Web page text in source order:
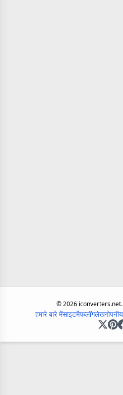
©2026iconverters.net.
हमारे बारे मेंसाइटमैपब्लॉगलेख